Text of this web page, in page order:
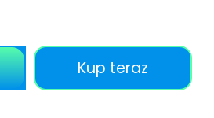
Kup teraz